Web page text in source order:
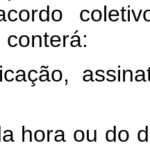
hora ou do